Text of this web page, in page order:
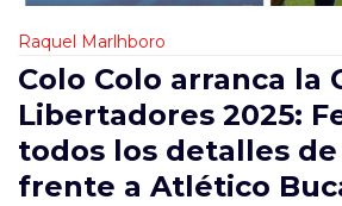
Raquel Marlhboro
Colo Colo arranca la
Libertadores 2025:
todos los detalles
frente a Atlético